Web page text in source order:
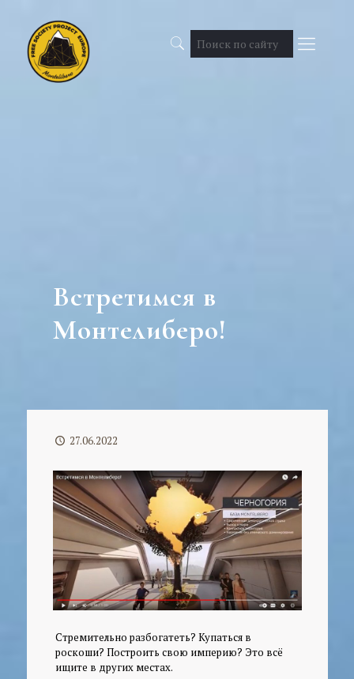
Встретимся в
Монтелиберо!
27.06.2022
Стремительно разбогатеть? Купаться в
роскоши? Построить свою империю? Это всё
ищите в других местах.